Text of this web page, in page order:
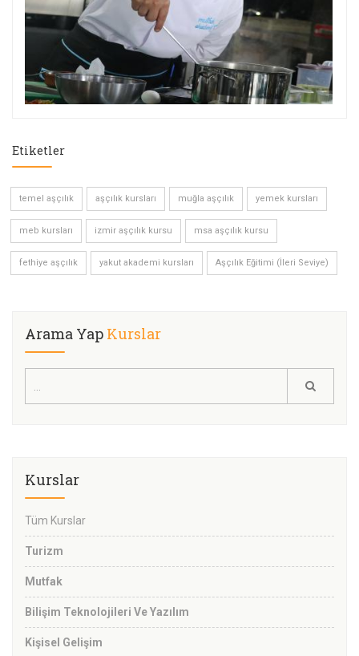
Etiketler
temel aşçılık aşçılık kursları muğla aşçılık yemek kursları
meb kursları izmir aşçılık kursu msa aşçılık kursu
fethiye aşçılık yakut akademi kursları Aşçılık Eğitimi (İleri Seviye)
Arama Yap Kurslar
Kurslar
Tüm Kurslar
Turizm
Mutfak
Bilişim Teknolojileri Ve Yazılım
Kişisel Gelişim